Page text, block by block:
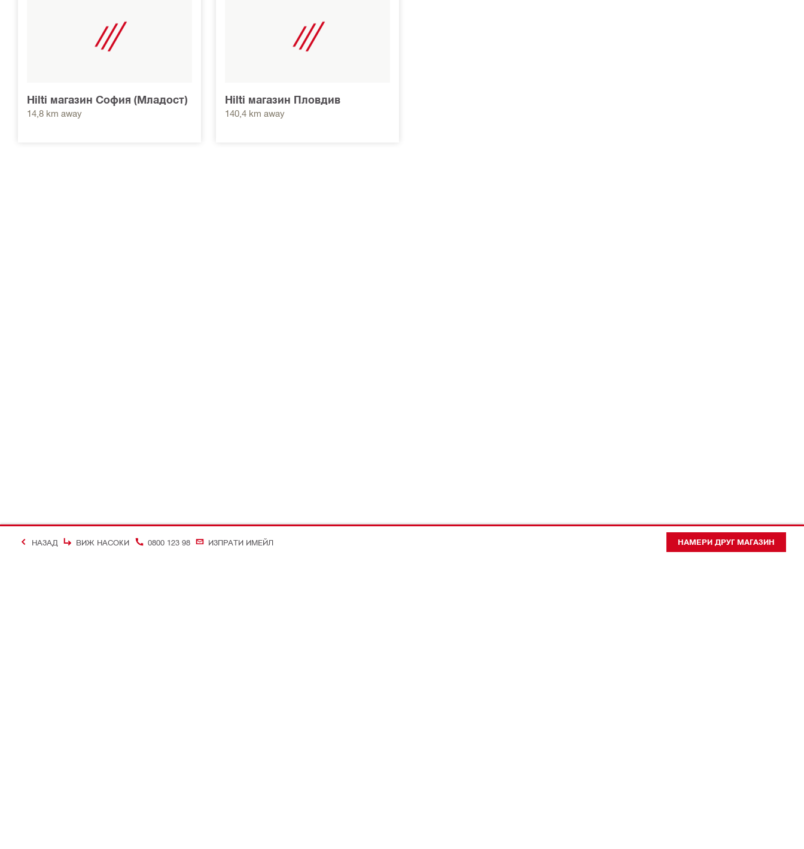
Hilti магазин София (Младост)
14,8 km away
Hilti магазин Пловдив
140,4 km away
НАЗАД ВИЖ НАСОКИ 0800 123 98 ИЗПРАТИ ИМЕЙЛ НАМЕРИ ДРУГ МАГАЗИН